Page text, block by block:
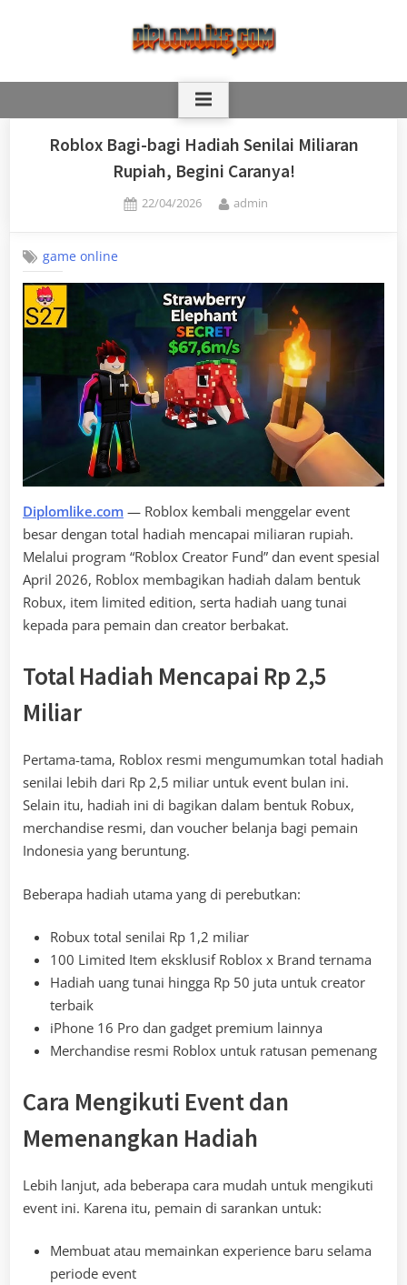
Roblox Bagi-bagi Hadiah Senilai Miliaran
Rupiah, Begini Caranya!
Posted
22/04/2026 By
admin
game online
Diplomlike.com — Roblox kembali menggelar event
besar dengan total hadiah mencapai miliaran rupiah.
Melalui program “Roblox Creator Fund” dan event spesial
April 2026, Roblox membagikan hadiah dalam bentuk
Robux, item limited edition, serta hadiah uang tunai
kepada para pemain dan creator berbakat.
Total Hadiah Mencapai Rp 2,5
Miliar
Pertama-tama, Roblox resmi mengumumkan total hadiah
senilai lebih dari Rp 2,5 miliar untuk event bulan ini.
Selain itu, hadiah ini di bagikan dalam bentuk Robux,
merchandise resmi, dan voucher belanja bagi pemain
Indonesia yang beruntung.
Beberapa hadiah utama yang di perebutkan:
Robux total senilai Rp 1,2 miliar
100 Limited Item eksklusif Roblox x Brand ternama
Hadiah uang tunai hingga Rp 50 juta untuk creator
terbaik
iPhone 16 Pro dan gadget premium lainnya
Merchandise resmi Roblox untuk ratusan pemenang
Cara Mengikuti Event dan
Memenangkan Hadiah
Lebih lanjut, ada beberapa cara mudah untuk mengikuti
event ini. Karena itu, pemain di sarankan untuk:
Membuat atau memainkan experience baru selama
periode event